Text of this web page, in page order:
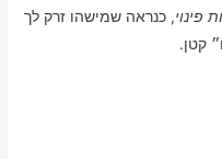
פינוי, כנראה שמישהו זרק לך
קטן.